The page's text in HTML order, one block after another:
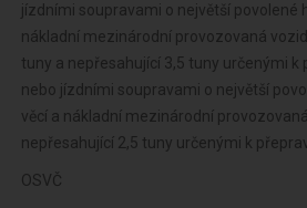
jízdními soupravami o největší povolené
nákladní mezinárodní provozovaná
tuny a nepřesahující 3,5 tuny určenými
nebo jízdními soupravami o největší
věcí a nákladní mezinárodní
nepřesahující 2,5 tuny určenými k
OSVČ